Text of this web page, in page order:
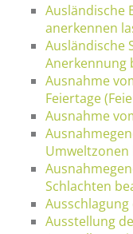
Ausländische
anerkennen
Ausländische
Anerkennung
Ausnahme
Feiertage
Ausnahme
Schlachten
Ausstellung